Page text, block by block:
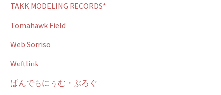
TAKK MODELING RECORDS*
Tomahawk Field
Web Sorriso
Weftlink
ぱんでもにぅむ・ぶろぐ